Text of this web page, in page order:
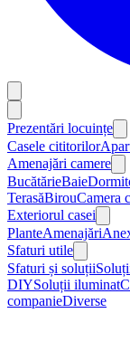
Prezentări locuințe
Casele cititorilor
Amenajări camere
BucătărieBaie
TerasăBirouCamera
Exteriorul casei
PlanteAmenajări
Sfaturi utile
Sfaturi și soluții
DIYSoluții iluminat
companieDiverse